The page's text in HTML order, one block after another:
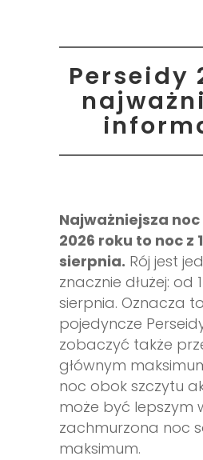
Perseidy
Najważniejsza
2026 roku to noc z
sierpnia. Rój jest
znacznie dłużej: od
sierpnia. Oznacza
pojedyncze
zobaczyć także
głównym
noc obok szczytu
może być lepszym
zachmurzona noc
maksimum.